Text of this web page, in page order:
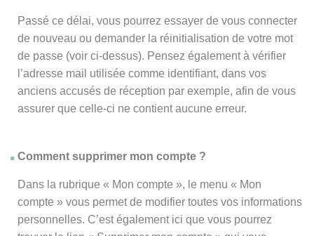
Passé ce délai, vous pourrez essayer de vous connecter
de nouveau ou demander la réinitialisation de votre mot
de passe (voir ci-dessus). Pensez également à vérifier
l’adresse mail utilisée comme identifiant, dans vos
anciens accusés de réception par exemple, afin de vous
assurer que celle-ci ne contient aucune erreur.
Comment supprimer mon compte ?
Dans la rubrique « Mon compte », le menu « Mon
compte » vous permet de modifier toutes vos informations
personnelles. C’est également ici que vous pourrez